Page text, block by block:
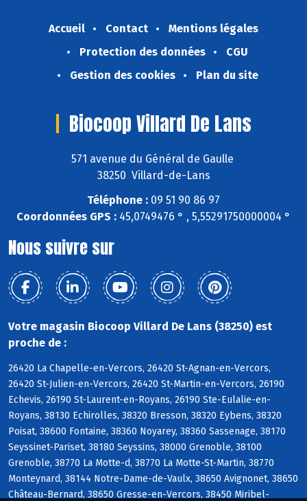
Accueil Contact
Mentions légales
Protection des données
CGU
Gestion des cookies
Plan du site
Biocoop Villard De Lans
571 avenue du Général de Gaulle
38250 Villard-de-Lans
Téléphone : 09 51 90 86 97
Coordonnées GPS : 45,0749476 ° , 5,55291750000004 °
Nous suivre sur
Votre magasin Biocoop Villard De Lans (38250) est
proche de :
26420 La Chapelle-en-Vercors, 26420 St-Agnan-en-Vercors,
26420 St-Julien-en-Vercors, 26420 St-Martin-en-Vercors, 26190
Echevis, 26190 St-Laurent-en-Royans, 26190 Ste-Eulalie-en-
Royans, 38130 Echirolles, 38320 Bresson, 38320 Eybens, 38320
Poisat, 38600 Fontaine, 38360 Noyarey, 38360 Sassenage, 38170
Seyssinet-Pariset, 38180 Seyssins, 38000 Grenoble, 38100
Grenoble, 38770 La Motte-d, 38770 La Motte-St-Martin, 38770
Monteynard, 38144 Notre-Dame-de-Vaulx, 38650 Avignonet, 38650
Château-Bernard, 38650 Gresse-en-Vercors, 38450 Miribel-